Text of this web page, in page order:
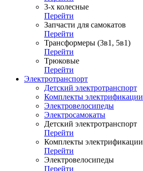
3-х колесные
Перейти
Запчасти для самокатов
Перейти
Трансформеры (3в1, 5в1)
Перейти
Трюковые
Перейти
Электротранспорт
Детский электротранспорт
Комплекты электрификации
Электровелосипеды
Электросамокаты
Детский электротранспорт
Перейти
Комплекты электрификации
Перейти
Электровелосипеды
Перейти